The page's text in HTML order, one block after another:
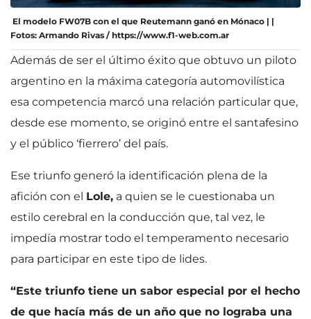
El modelo FW07B con el que Reutemann ganó en Mónaco | |
Fotos: Armando Rivas / https://www.f1-web.com.ar
Además de ser el último éxito que obtuvo un piloto
argentino en la máxima categoría automovilística
esa competencia marcó una relación particular que,
desde ese momento, se originó entre el santafesino
y el público ‘fierrero’ del país.
Ese triunfo generó la identificación plena de la
afición con el Lole, a quien se le cuestionaba un
estilo cerebral en la conducción que, tal vez, le
impedía mostrar todo el temperamento necesario
para participar en este tipo de lides.
“Este triunfo tiene un sabor especial por el hecho
de que hacía más de un año que no lograba una